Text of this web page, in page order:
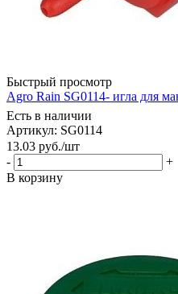
Быстрый просмотр
Agro Rain SG0114- игла для
Есть в наличии
Артикул: SG0114
13.03 руб./шт
-
+
В корзину